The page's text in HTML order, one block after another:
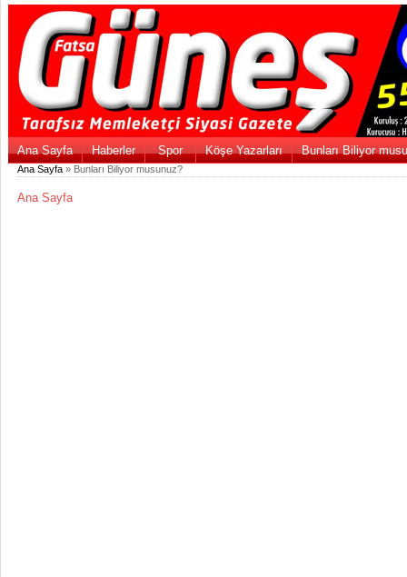
Ana Sayfa Haberler Spor Köşe Yazarları Bunları Biliyor
Ana Sayfa » Bunları Biliyor musunuz?
Ana Sayfa